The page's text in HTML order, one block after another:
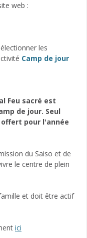
web :
les
Camp de jour
Feu sacré est
de jour. Seul
pour l'année
du Saiso et de
le centre de plein
et doit être actif
ici